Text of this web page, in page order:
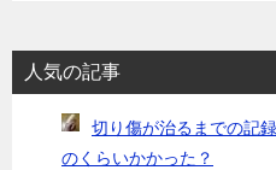
人気の記事
切り傷が治るまでの記
のくらいかかった？